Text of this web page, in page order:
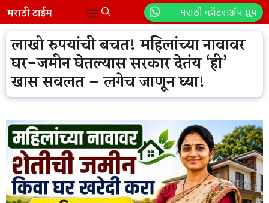
Skip
to
content
मराठी व्हॉटसॲप ग्रुप
Menu
लाखो रुपयांची बचत! महिलांच्या नावावर
घर-जमीन घेतल्यास सरकार देतंय ‘ही’
खास सवलत – लगेच जाणून घ्या!